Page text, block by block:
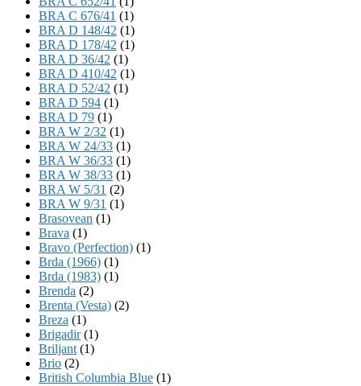
BRA C 676/41 (1)
BRA D 148/42 (1)
BRA D 178/42 (1)
BRA D 36/42 (1)
BRA D 410/42 (1)
BRA D 52/42 (1)
BRA D 594 (1)
BRA D 79 (1)
BRA W 2/32 (1)
BRA W 24/33 (1)
BRA W 36/33 (1)
BRA W 38/33 (1)
BRA W 5/31 (2)
BRA W 9/31 (1)
Brasovean (1)
Brava (1)
Bravo (Perfection) (1)
Brda (1966) (1)
Brda (1983) (1)
Brenda (2)
Brenta (Vesta) (2)
Breza (1)
Brigadir(1)
Briljant (1)
Brio (2)
British Columbia Blue (1)